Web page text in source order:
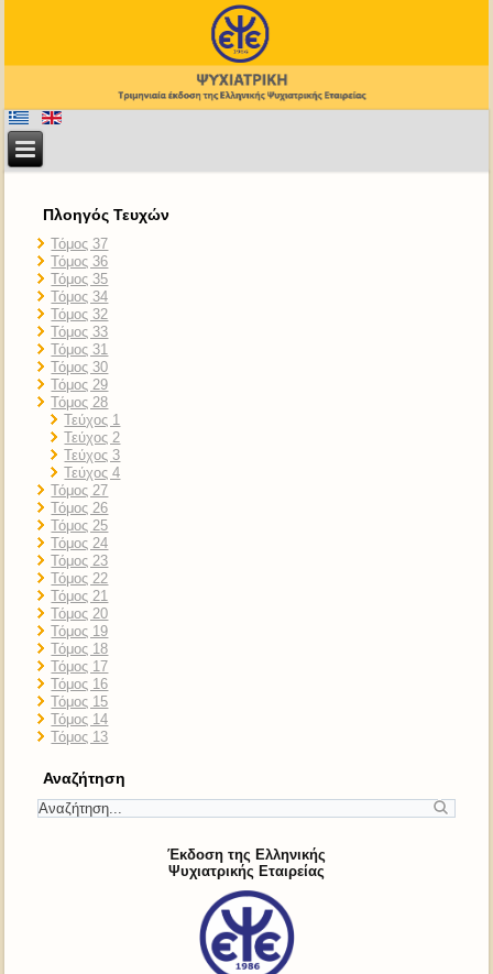
Πλοηγός Τευχών
Τόμος 37
Τόμος 36
Τόμος 35
Τόμος 34
Τόμος 32
Τόμος 33
Τόμος 31
Τόμος 30
Τόμος 29
Τόμος 28
Τεύχος 1
Τεύχος 2
Τεύχος 3
Τεύχος 4
Τόμος 27
Τόμος 26
Τόμος 25
Τόμος 24
Τόμος 23
Τόμος 22
Τόμος 21
Τόμος 20
Τόμος 19
Τόμος 18
Τόμος 17
Τόμος 16
Τόμος 15
Τόμος 14
Τόμος 13
Αναζήτηση
Έκδοση της Ελληνικής
Ψυχιατρικής Εταιρείας